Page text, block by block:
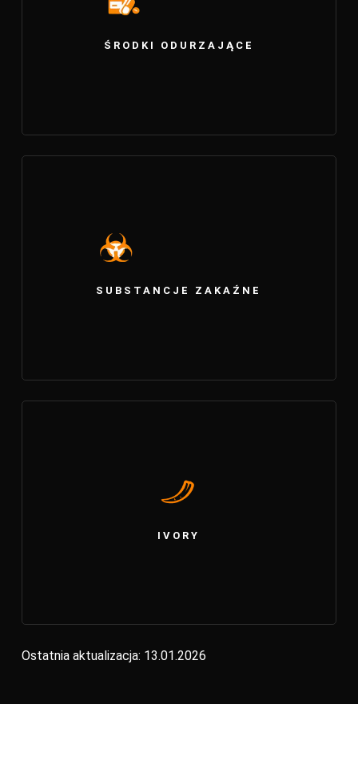
ŚRODKI ODURZAJĄCE
SUBSTANCJE ZAKAŹNE
IVORY
Ostatnia aktualizacja: 13.01.2026